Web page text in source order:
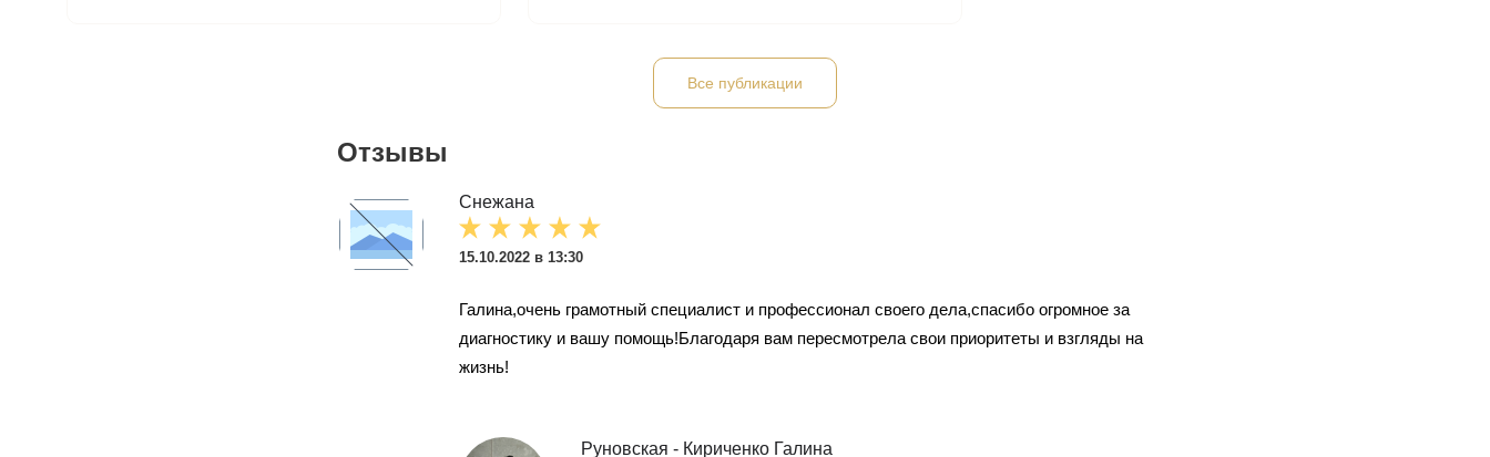
Все публикации
Отзывы
Снежана
15.10.2022 в 13:30
Галина,очень грамотный специалист и профессионал своего дела,спасибо огромное за
диагностику и вашу помощь!Благодаря вам пересмотрела свои приоритеты и взгляды на
жизнь!
Руновская - Кириченко Галина